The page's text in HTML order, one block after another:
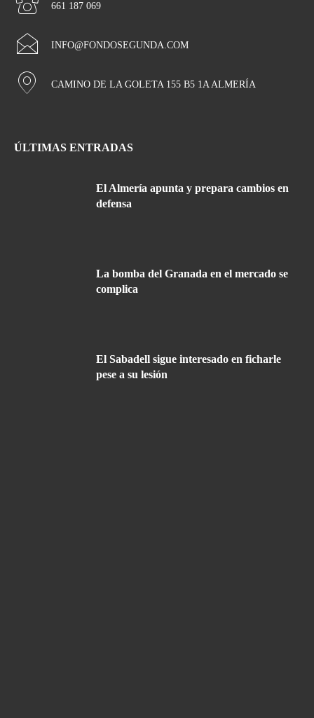
661 187 069
INFO@FONDOSEGUNDA.COM
CAMINO DE LA GOLETA 155 B5 1A ALMERÍA
ÚLTIMAS ENTRADAS
El Almería apunta y prepara cambios en
defensa
La bomba del Granada en el mercado se
complica
El Sabadell sigue interesado en ficharle
pese a su lesión